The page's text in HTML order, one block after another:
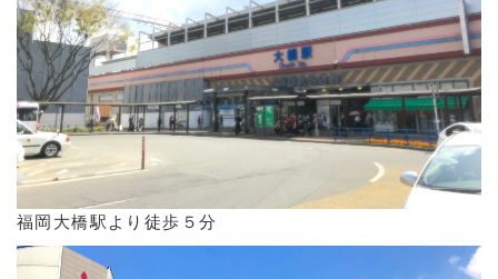
福岡大橋駅より徒歩５分